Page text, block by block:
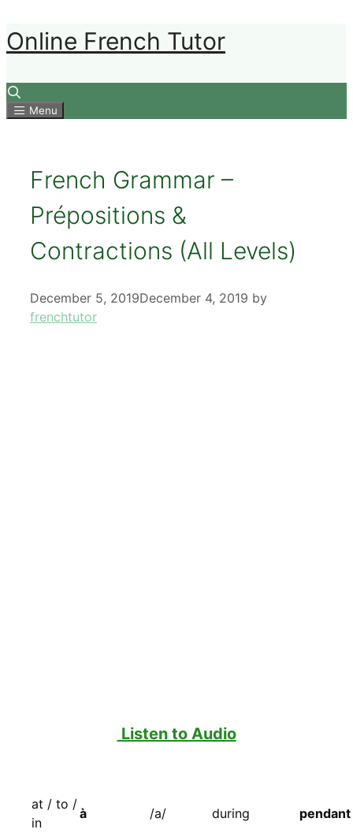
Skip
to
Online French Tutor
Menu
French Grammar –
Prépositions &
Contractions (All Levels)
December 5, 2019December 4, 2019 by
frenchtutor
Listen to Audio
at / to /
in
à /a/ during
pendant